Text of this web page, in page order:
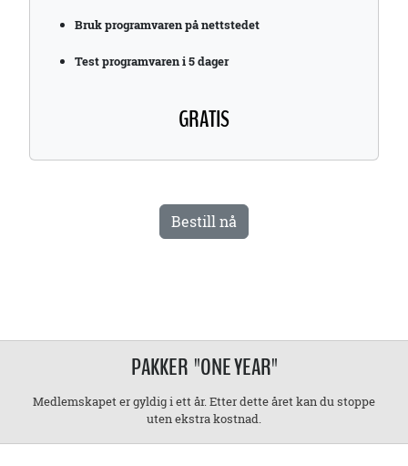
Bruk programvaren på nettstedet
Test programvaren i 5 dager
GRATIS
Bestill nå
PAKKER "ONE YEAR"
Medlemskapet er gyldig i ett år. Etter dette året kan du stoppe
uten ekstra kostnad.